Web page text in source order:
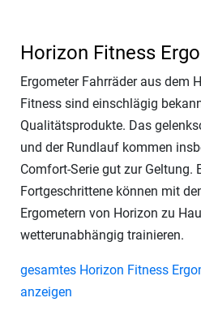
Horizon Fitness
Ergometer Fahrräder aus dem
Fitness sind einschlägig
Qualitätsprodukte. Das
und der Rundlauf kommen
Comfort-Serie gut zur Geltung.
Fortgeschrittene können mit
Ergometern von Horizon zu
wetterunabhängig trainieren.
gesamtes Horizon Fitness
anzeigen